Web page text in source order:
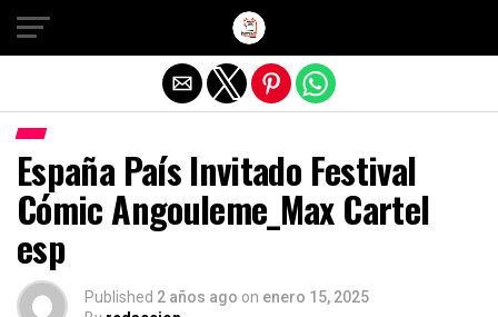
España País Invitado Festival
Cómic Angouleme_Max Cartel
esp
Published 2 años ago on enero 15, 2025
Salir de la versión móvil